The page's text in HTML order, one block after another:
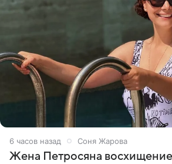
6 часов назад Соня Жарова
Жена Петросяна